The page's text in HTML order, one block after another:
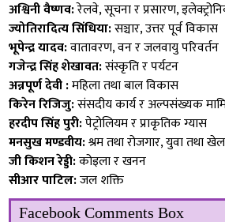
अश्विनी वैष्णव:रेलवे, सूचना र प्रसारण,
ज्योतिरादित्य सिंधिया:सञ्चार, उत्तर पूर्व विकास
भूपेन्द्र यादव:वातावरण, वन र जलवायु परिवर्तन
गजेन्द्र सिंह शेखावत:संस्कृति र पर्यटन
अन्नपूर्ण देवी :महिला तथा बाल विकास
किरेन रिजिजु:संसदीय कार्य र अल्पसंख्यक
हरदीप सिंह पुरी:पेट्रोलियम र प्राकृतिक ग्यास
मनसुख मण्डवीय:श्रम तथा रोजगार, युवा तथा
जी किशन रेड्डी:कोइला र खनन
सीआर पाटिल:जल शक्ति
Facebook Comments Box